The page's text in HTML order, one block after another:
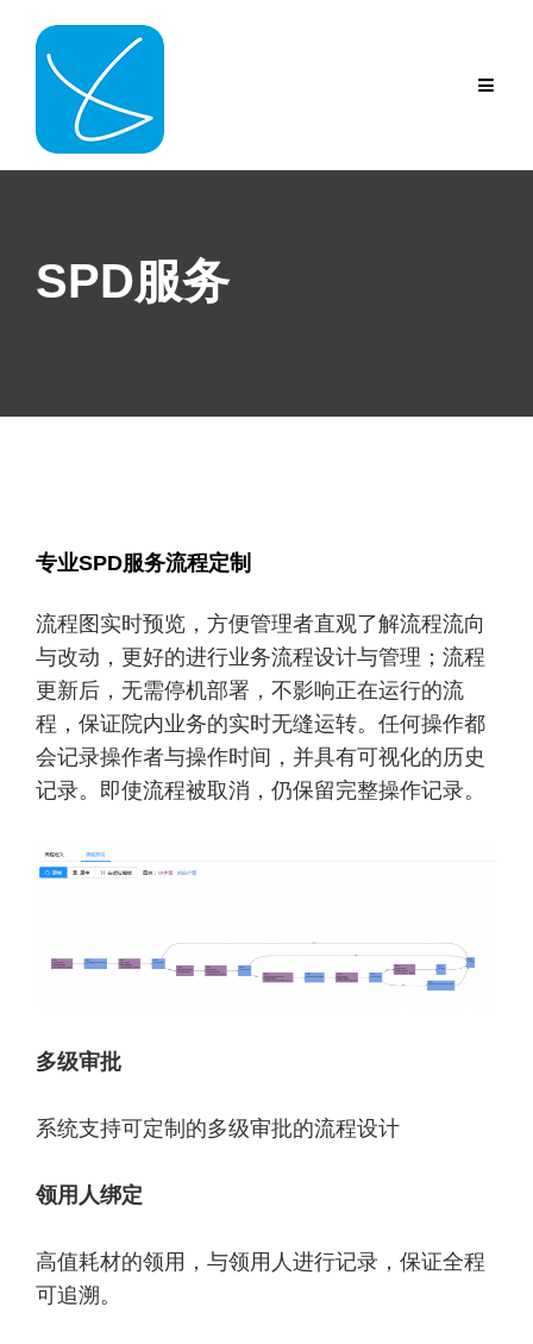
content
SPD服务
专业SPD服务流程定制
流程图实时预览，方便管理者直观了解流程流向
与改动，更好的进行业务流程设计与管理；流程
更新后，无需停机部署，不影响正在运行的流
程，保证院内业务的实时无缝运转。任何操作都
会记录操作者与操作时间，并具有可视化的历史
记录。即使流程被取消，仍保留完整操作记录。
多级审批
系统支持可定制的多级审批的流程设计
领用人绑定
高值耗材的领用，与领用人进行记录，保证全程
可追溯。